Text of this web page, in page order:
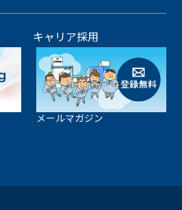
キャリア採用
メールマガジン